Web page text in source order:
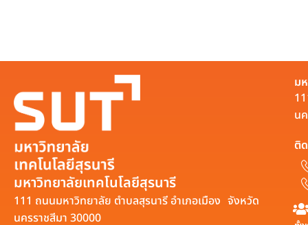
มหาวิทยาลัยเทคโนโลยีสุรนารี
111 ถนนมหาวิทยาลัย ตำบลสุรนารี อำเภอเมือง จังหวัด
นครราชสีมา 30000
ม
น
ติ